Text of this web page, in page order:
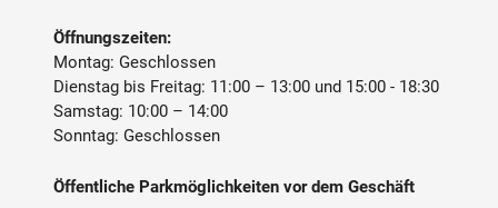
Öffnungszeiten:
Montag: Geschlossen
Dienstag bis Freitag: 11:00 – 13:00 und 15:00 - 18:30
Samstag: 10:00 – 14:00
Sonntag: Geschlossen
Öffentliche Parkmöglichkeiten vor dem Geschäft